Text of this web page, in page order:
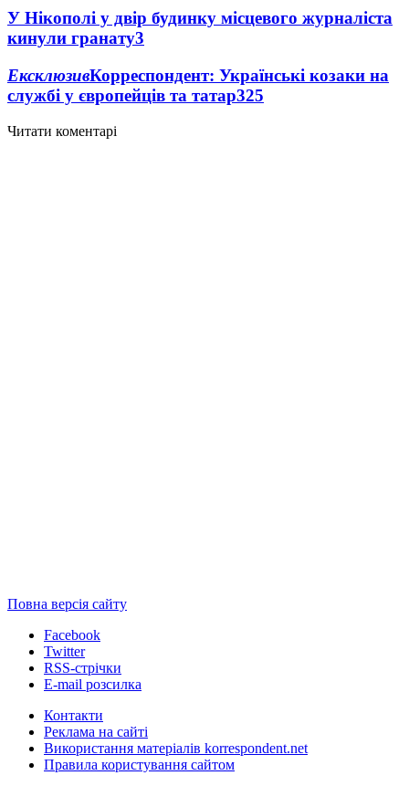
У Нікополі у двір будинку місцевого журналіста
кинули гранату3
ЕксклюзивКорреспондент: Українські козаки на
службі у європейців та татар325
Читати коментарі
Повна версія сайту
Facebook
Twitter
RSS-стрічки
E-mail розсилка
Контакти
Реклама на сайті
Використання матеріалів korrespondent.net
Правила користування сайтом